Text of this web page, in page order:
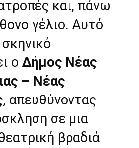
και, πάνω
γέλιο. Αυτό
ο Δήμος Νέας
– Νέας
, απευθύνοντας
σε μια
βραδιά